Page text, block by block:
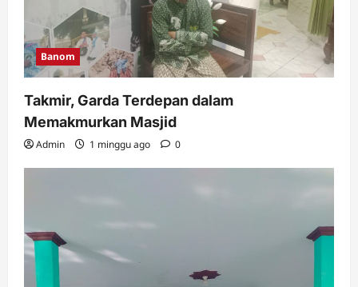
5
Muassis NU MWC NU Pakuniran
Admin
3 minggu ago
0
Banom
Takmir, Garda Terdepan dalam
Memakmurkan Masjid
Admin 1 minggu ago 0